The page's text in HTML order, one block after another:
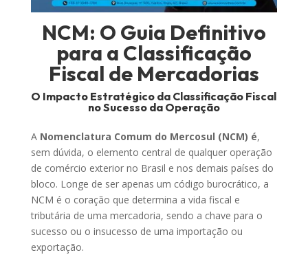
NCM: O Guia Definitivo
para a Classificação
Fiscal de Mercadorias
O Impacto Estratégico da Classificação Fiscal
no Sucesso da Operação
A Nomenclatura Comum do Mercosul (NCM) é,
sem dúvida, o elemento central de qualquer operação
de comércio exterior no Brasil e nos demais países do
bloco. Longe de ser apenas um código burocrático, a
NCM é o coração que determina a vida fiscal e
tributária de uma mercadoria, sendo a chave para o
sucesso ou o insucesso de uma importação ou
exportação.